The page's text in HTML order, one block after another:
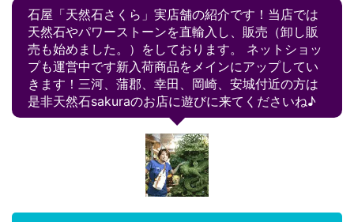
石屋「天然石さくら」実店舗の紹介です！当店では
天然石やパワーストーンを直輸入し、販売（卸し販
売も始めました。）をしております。 ネットショッ
プも運営中です新入荷商品をメインにアップしてい
きます！三河、蒲郡、幸田、岡崎、安城付近の方は
是非天然石sakuraのお店に遊びに来てくださいね♪